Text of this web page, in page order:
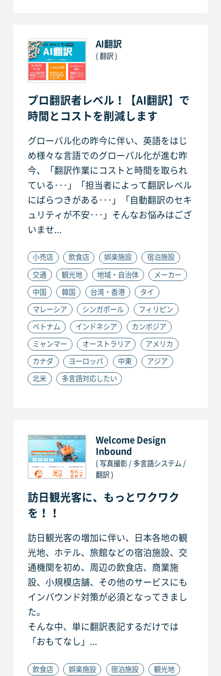
AI翻訳
( 翻訳 )
プロ翻訳者レベル！【AI翻訳】で
時間とコストを削減します
グローバル化の昨今に伴い、英語をはじ
め様々な言語でのグローバル化が進む昨
今、「翻訳作業にコストと時間を取られ
ている･･･」「担当者によって翻訳レベル
にばらつきがある･･･」「自動翻訳のセキ
ュリティが不安･･･」そんなお悩みはござ
いませ...
小売店 飲食店 娯楽施設 宿泊施設
交通 観光地 地域・自治体 メーカー
中国 韓国 台湾・香港 タイ
マレーシア シンガポール フィリピン
ベトナム インドネシア カンボジア
ミャンマー オーストラリア アメリカ
カナダ ヨーロッパ 中東 アジア
北米 多言語対応したい
Welcome Design
Inbound
( 写真撮影 / 多言語システム /
翻訳 )
訪日観光客に、もっとワクワク
を！！
訪日観光客の増加に伴い、日本各地の観
光地、ホテル、旅館などの宿泊施設、交
通機関を初め、周辺の飲食店、商業施
設、小規模店舗、その他のサービスにも
インバウンド対策が必須となってきまし
た。
そんな中、単に翻訳表記するだけでは
「おもてなし」...
飲食店 娯楽施設 宿泊施設 観光地